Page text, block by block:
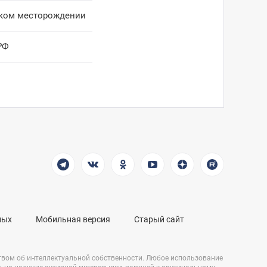
месторождении
Мобильная версия Старый сайт
об интеллектуальной собственности. Любое использование